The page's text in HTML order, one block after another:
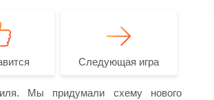
Следующая игра
Мы придумали схему нового